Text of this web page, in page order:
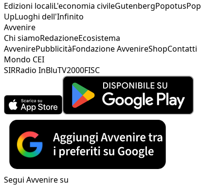
Edizioni localiL'economia civileGutenbergPopotusPop
UpLuoghi dell'Infinito
Avvenire
Chi siamoRedazioneEcosistema
AvvenirePubblicitàFondazione AvvenireShopContatti
Mondo CEI
SIRRadio InBluTV2000FISC
Segui Avvenire su